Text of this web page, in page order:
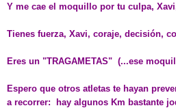
Y me cae el moquillo por tu culpa,
Tienes fuerza, Xavi, coraje, decisión,
Eres un "TRAGAMETAS" (...ese
Espero que otros atletas te hayan
a recorrer: hay algunos Km bastante